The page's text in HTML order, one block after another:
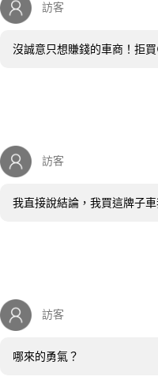
訪客
沒誠意只想賺錢的車商！拒
訪客
我直接說結論，我買這牌子車
訪客
哪來的勇氣？